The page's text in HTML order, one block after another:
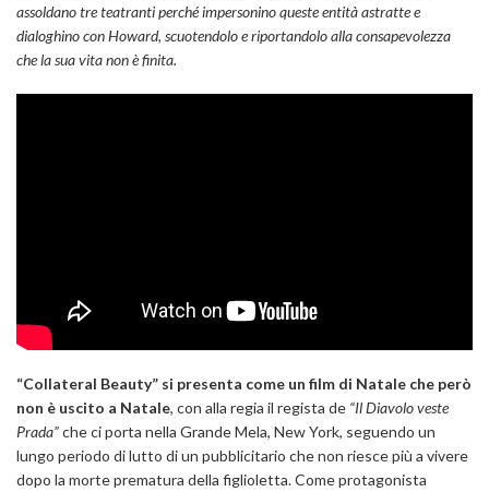
assoldano tre teatranti perché impersonino queste entità astratte e
dialoghino con Howard, scuotendolo e riportandolo alla consapevolezza
che la sua vita non è finita.
“Collateral Beauty” si presenta come un film di Natale che però
non è uscito a Natale, con alla regia il regista de “Il Diavolo veste
Prada”che ci porta nella Grande Mela, New York, seguendo un
lungo periodo di lutto di un pubblicitario che non riesce più a vivere
dopo la morte prematura della figlioletta. Come protagonista